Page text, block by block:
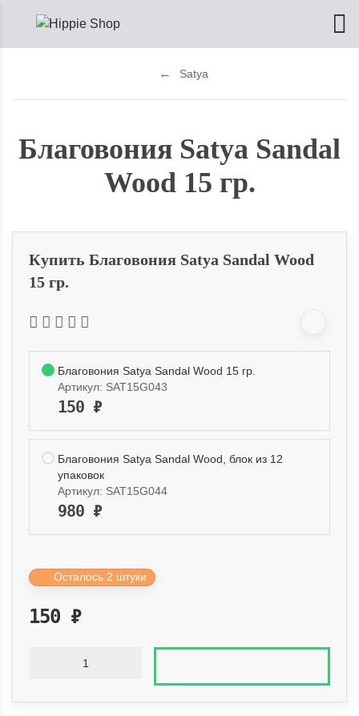
Satya
Благовония Satya Sandal
Wood 15 гр.
Купить Благовония Satya Sandal Wood
15 гр.
Благовония Satya Sandal Wood 15 гр.
Артикул: SAT15G043
150 ₽
Благовония Satya Sandal Wood, блок из 12
упаковок
Артикул: SAT15G044
980 ₽
Осталось 2 штуки
150 ₽